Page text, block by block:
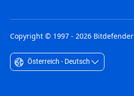
Copyright © 1997 - 2026 Bitdefender
Österreich - Deutsch